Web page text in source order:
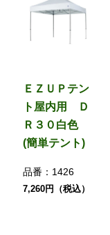
ＥＺＵＰテン
ト屋内用 Ｄ
Ｒ３０白色
(簡単テント)
品番： 1426
7,260円（税込）